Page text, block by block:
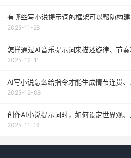
有哪些写小说提示词的框架可以帮助构建
2025-11-28
怎样通过AI音乐提示词来描述旋律、节奏
2025-12-11
AI写小说怎么给指令才能生成情节连贯、
2025-12-08
创作AI小说提示词时，如何设定世界观、
2025-11-16